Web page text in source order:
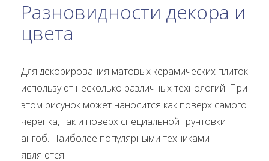
Разновидности декора и
цвета
Для декорирования матовых керамических плиток
используют несколько различных технологий. При
этом рисунок может наносится как поверх самого
черепка, так и поверх специальной грунтовки
ангоб. Наиболее популярными техниками
являются: